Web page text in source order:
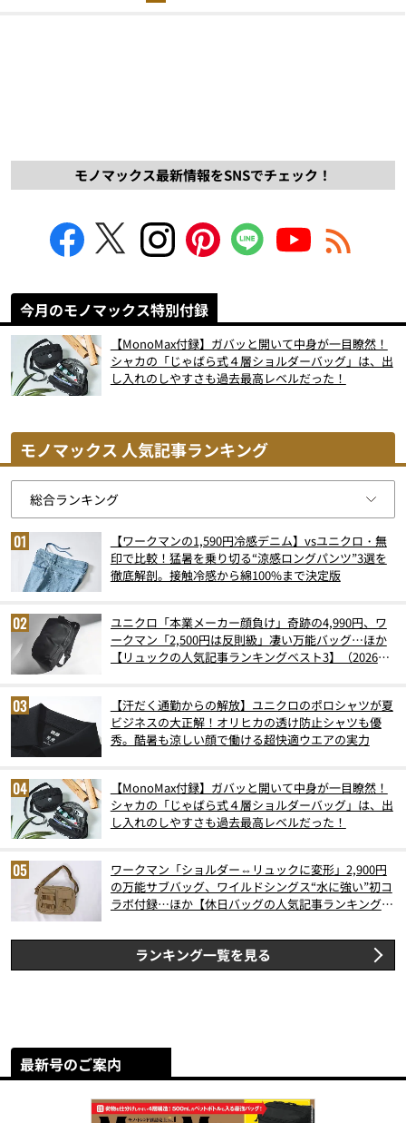
モノマックス最新情報をSNSでチェック！
今月のモノマックス特別付録
【MonoMax付録】ガバッと開いて中身が一目瞭然！
シャカの「じゃばら式４層ショルダーバッグ」は、出
し入れのしやすさも過去最高レベルだった！
モノマックス 人気記事ランキング
【ワークマンの1,590円冷感デニム】vsユニクロ・無
印で比較！猛暑を乗り切る“涼感ロングパンツ”3選を
徹底解剖。接触冷感から綿100%まで決定版
ユニクロ「本業メーカー顔負け」奇跡の4,990円、ワ
ークマン「2,500円は反則級」凄い万能バッグ…ほか
【リュックの人気記事ランキングベスト3】（2026年
【汗だく通勤からの解放】ユニクロのポロシャツが夏
ビジネスの大正解！オリヒカの透け防止シャツも優
秀。酷暑も涼しい顔で働ける超快適ウエアの実力
【MonoMax付録】ガバッと開いて中身が一目瞭然！
シャカの「じゃばら式４層ショルダーバッグ」は、出
し入れのしやすさも過去最高レベルだった！
ワークマン「ショルダー⇔リュックに変形」2,900円
の万能サブバッグ、ワイルドシングス“水に強い”初コ
ラボ付録…ほか【休日バッグの人気記事ランキングベ
ランキング一覧を見る
最新号のご案内